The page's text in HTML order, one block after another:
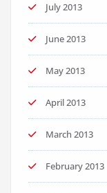
July 2013
June 2013
May 2013
April 2013
March 2013
February 2013